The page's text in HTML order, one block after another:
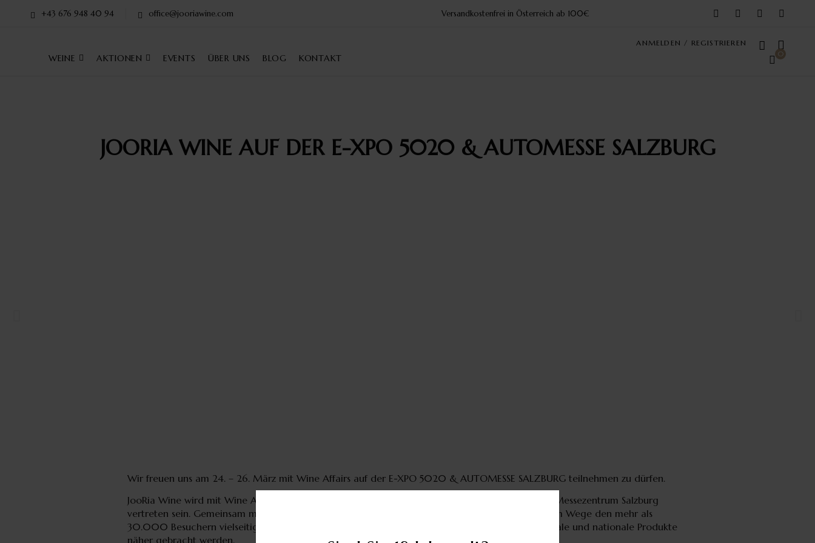
+43 676 948 40 94 office@jooriawine.com Versandkostenfrei in Österreich ab 100€
WEINE AKTIONEN EVENTS ÜBER UNS BLOG KONTAKT
ANMELDEN / REGISTRIEREN
0
JOORIA WINE AUF DER E-XPO 5020 & AUTOMESSE SALZBURG
Wir freuen uns am 24. – 26. März mit Wine Affairs auf der E-XPO 5020 & AUTOMESSE SALZBURG teilnehmen zu dürfen.
JooRia Wine wird mit Wine Affairs
im März 2023 bei der AUTOMESSE und der E-XPO 5020 im Messezentrum Salzburg
vertreten sein. Gemeinsam mit Top-Winzern aus unterschiedlichsten Regionen können auf diesem Wege den mehr als
30.000 Besuchern vielseitige Themenbereiche aus Kulinarik & Genuss, sowie zahlreiche regionale und nationale Produkte
näher gebracht werden.